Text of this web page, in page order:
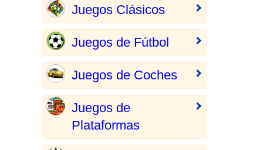
Juegos Clásicos
Juegos de Fútbol
Juegos de Coches
Juegos de
Plataformas